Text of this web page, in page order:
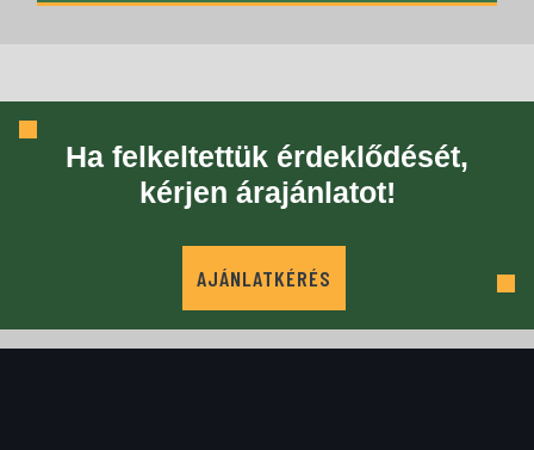
Ha felkeltettük érdeklődését,
kérjen árajánlatot!
AJÁNLATKÉRÉS